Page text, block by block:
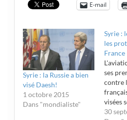
E-mail
Syrie : la Russie a bien
visé Daesh!
1 octobre 2015
Dans "mondialiste"
Syrie :
les
France
ses
contre
visées
les
30